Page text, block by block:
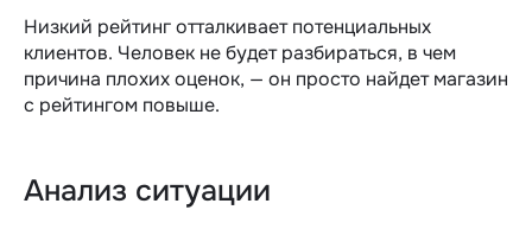
Низкий рейтинг отталкивает потенциальных
клиентов. Человек не будет разбираться, в чем
причина плохих оценок, — он просто найдет магазин
с рейтингом повыше.
Анализ ситуации